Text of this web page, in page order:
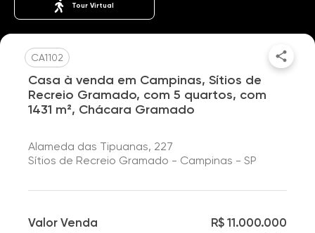
Tour Virtual
CA1102
Casa à venda em Campinas, Sítios de
Recreio Gramado, com 5 quartos, com
1431 m², Chácara Gramado
Alameda das Tipuanas, 227
Sítios de Recreio Gramado - Campinas - SP
Valor Venda R$ 11.000.000